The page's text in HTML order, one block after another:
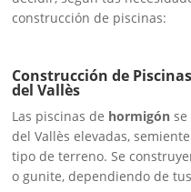
construcción de piscinas:
Construcción de
del Vallès
Las piscinas de hormigón
del Vallès elevadas,
tipo de terreno. Se
o gunite, dependiendo de